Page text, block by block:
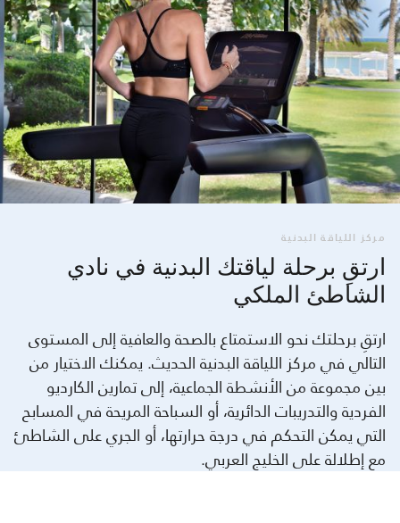
مركز اللياقة البدنية
ارتقِ برحلة لياقتك البدنية في نادي
الشاطئ الملكي
ارتقِ برحلتك نحو الاستمتاع بالصحة والعافية إلى المستوى
التالي في مركز اللياقة البدنية الحديث. يمكنك الاختيار من
بين مجموعة من الأنشطة الجماعية، إلى تمارين الكارديو
الفردية والتدريبات الدائرية، أو السباحة المريحة في المسابح
التي يمكن التحكم في درجة حرارتها، أو الجري على الشاطئ
مع إطلالة على الخليج العربي.